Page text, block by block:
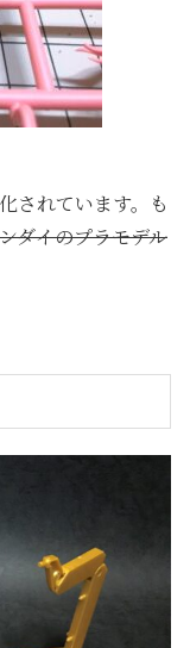
されています。も
ダイのプラモデル